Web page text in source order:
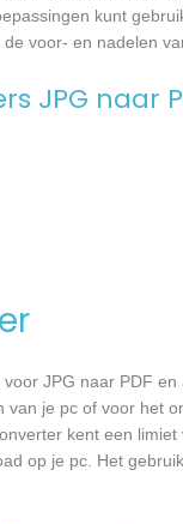
kunt
voor- en nadelen
JPG naar
JPG naar PDF
van je pc of voor het
kent een
op je pc. Het